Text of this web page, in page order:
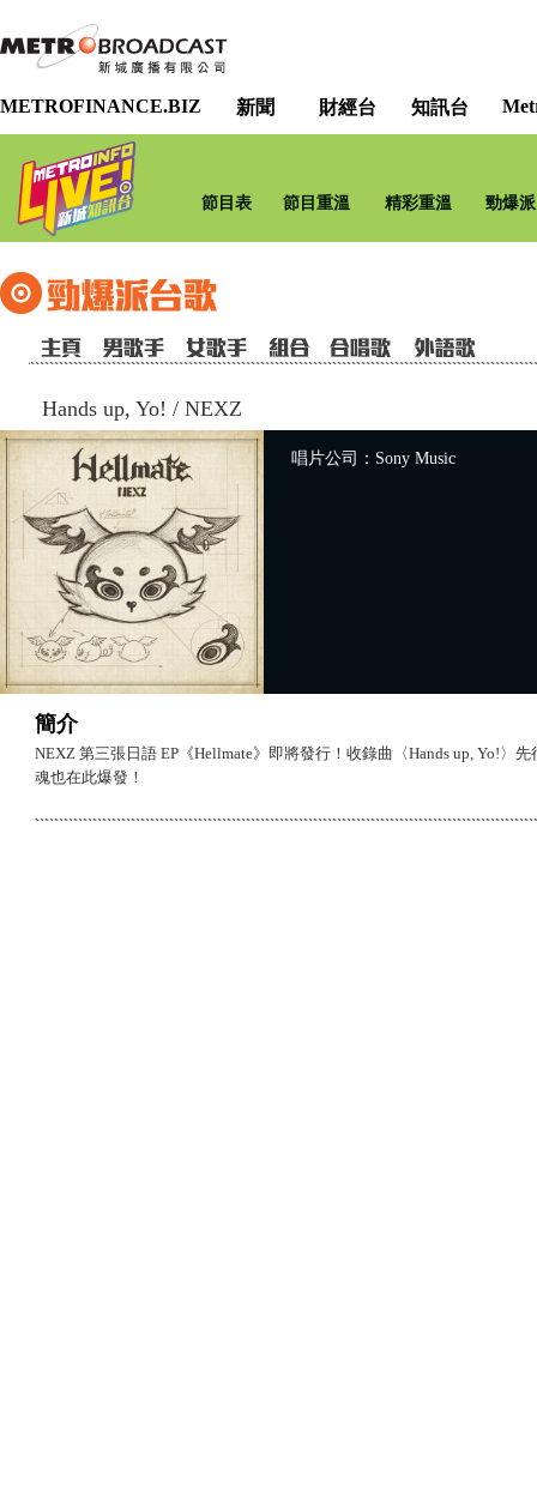
METROFINANCE.BIZ 新聞 財經台 知訊台
節目表 節目重溫 精彩重溫 勁爆
Hands up, Yo! / NEXZ
唱片公司：Sony Music
簡介
NEXZ 第三張日語 EP《Hellmate》即將發行！收錄曲〈Hands up, Yo!〉
魂也在此爆發！